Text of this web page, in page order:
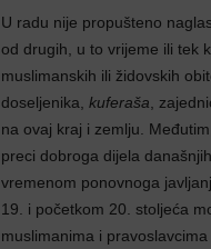
U radu nije propušteno
od drugih, u to vrijeme ili tek
muslimanskih ili židovskih
doseljenika, kuferaša ,
na ovaj kraj i zemlju.
preci dobroga dijela
vremenom ponovnoga
19. i početkom 20. stoljeća
muslimanima i